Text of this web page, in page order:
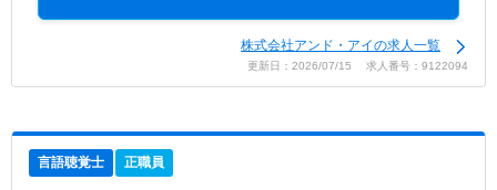
株式会社アンド・アイの求人一覧
更新日：2026/07/15 求人番号：9122094
言語聴覚士 正職員